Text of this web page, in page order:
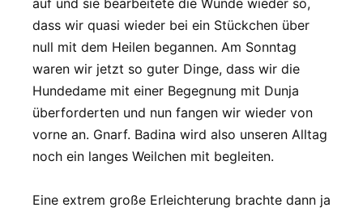
dass wir quasi wieder bei ein Stückchen über
null mit dem Heilen begannen. Am Sonntag
waren wir jetzt so guter Dinge, dass wir die
Hundedame mit einer Begegnung mit Dunja
überforderten und nun fangen wir wieder von
vorne an. Gnarf. Badina wird also unseren Alltag
noch ein langes Weilchen mit begleiten.
Eine extrem große Erleichterung brachte dann ja